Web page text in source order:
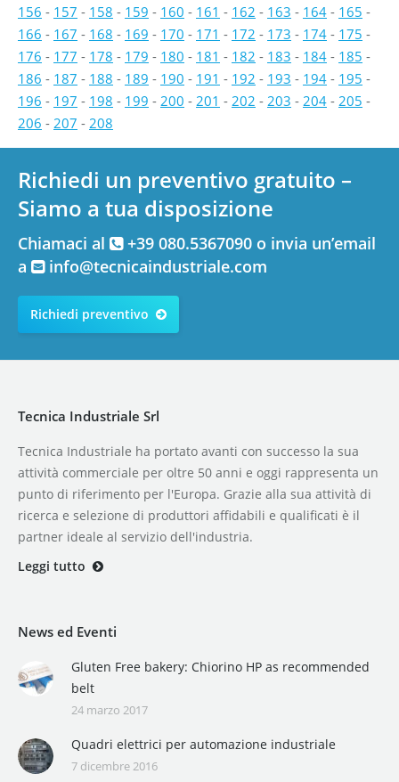
156 - 157 - 158 - 159 - 160 - 161 - 162 - 163 - 164 - 165 -
166 - 167 - 168 - 169 - 170 - 171 - 172 - 173 - 174 - 175 -
176 - 177 - 178 - 179 - 180 - 181 - 182 - 183 - 184 - 185 -
186 - 187 - 188 - 189 - 190 - 191 - 192 - 193 - 194 - 195 -
196 - 197 - 198 - 199 - 200 - 201 - 202 - 203 - 204 - 205 -
206 - 207 - 208
Richiedi un preventivo gratuito –
Siamo a tua disposizione
Chiamaci al
+39 080.5367090 o invia un’email
a
info@tecnicaindustriale.com
Richiedi preventivo
Tecnica Industriale Srl
Tecnica Industriale ha portato avanti con successo la sua
attività commerciale per oltre 50 anni e oggi rappresenta un
punto di riferimento per l'Europa. Grazie alla sua attività di
ricerca e selezione di produttori affidabili e qualificati è il
partner ideale al servizio dell'industria.
Leggi tutto
News ed Eventi
Gluten Free bakery: Chiorino HP as recommended
belt
24 marzo 2017
Quadri elettrici per automazione industriale
7 dicembre 2016